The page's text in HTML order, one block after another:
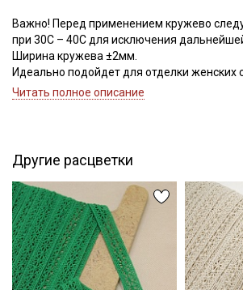
Важно! Перед применением кружево
при 30С – 40С для исключения
Ширина кружева ±2мм.
Идеально подойдет для отделки женских
платьев, юбок, рукавов.
Цветопередача может отличаться от
зависимости от настроек вашего
Читать полное описание
Другие расцветки